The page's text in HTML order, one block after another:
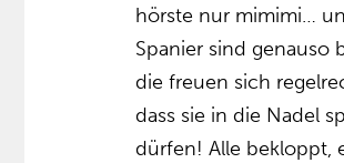
hörste nur mimimi…
Spanier sind genauso
die freuen sich
dass sie in die Nadel
dürfen! Alle bekloppt,